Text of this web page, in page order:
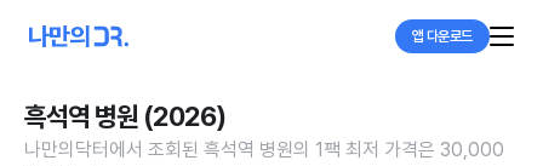
앱 다운로드
흑석역 병원 (2026)
나만의닥터에서 조회된 흑석역 병원의 1팩 최저 가격은 30,000